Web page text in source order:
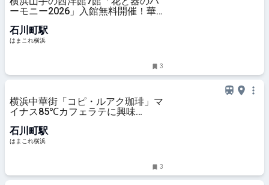
ーモニー2026」入館無料開催！華
空間 | はまこれ横浜
石川町駅
はまこれ横浜
3
横浜中華街「コピ・ルアク珈琲」マ
イナス85℃カフェラテに興味
受けた | はまこれ横浜
石川町駅
はまこれ横浜
3